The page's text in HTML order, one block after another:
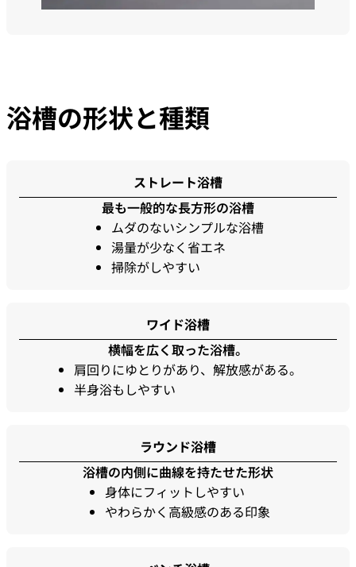
浴槽の形状と種類
ストレート浴槽
最も一般的な長方形の浴槽
ムダのないシンプルな浴槽
湯量が少なく省エネ
掃除がしやすい
ワイド浴槽
横幅を広く取った浴槽。
肩回りにゆとりがあり、解放感がある。
半身浴もしやすい
ラウンド浴槽
浴槽の内側に曲線を持たせた形状
身体にフィットしやすい
やわらかく高級感のある印象